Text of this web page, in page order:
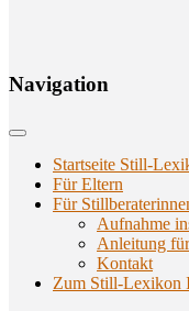
Navi­ga­ti­on
Startseite Still-
Für Eltern
Für
Aufnahme
Anlei­tung
Kon­takt
Zum Still-Lexikon